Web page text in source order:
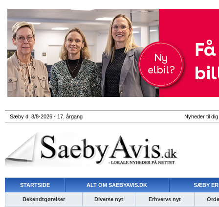
Sæby d. 8/8-2026 - 17. årgang Nyheder til
STARTSIDE ALT OM SAEBYAVIS.DK SÆBY
Bekendtgørelser Diverse nyt Erhvervs nyt